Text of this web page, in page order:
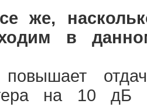
же,
в
на 10 дБ